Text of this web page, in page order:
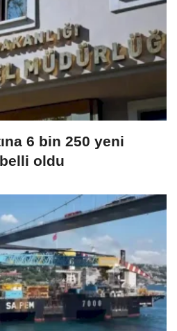
6 bin 250 yeni
oldu